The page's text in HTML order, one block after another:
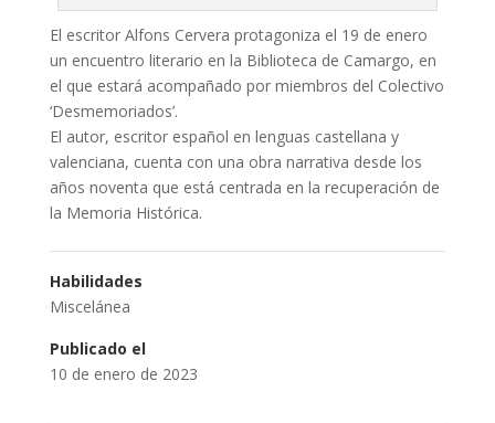
El escritor Alfons Cervera protagoniza el 19 de enero
un encuentro literario en la Biblioteca de Camargo, en
el que estará acompañado por miembros del Colectivo
‘Desmemoriados’.
El autor, escritor español en lenguas castellana y
valenciana, cuenta con una obra narrativa desde los
años noventa que está centrada en la recuperación de
la Memoria Histórica.
Habilidades
Miscelánea
Publicado el
10 de enero de 2023